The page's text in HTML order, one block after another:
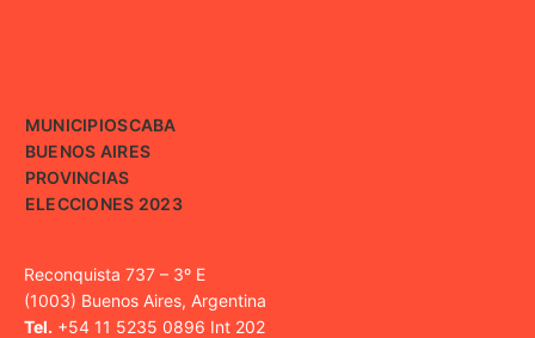
MUNICIPIOSCABA
BUENOS AIRES
PROVINCIAS
ELECCIONES 2023
Reconquista 737 – 3º E
(1003) Buenos Aires, Argentina
Tel. +54 11 5235 0896 Int 202